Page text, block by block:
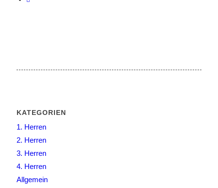
KATEGORIEN
1. Herren
2. Herren
3. Herren
4. Herren
Allgemein